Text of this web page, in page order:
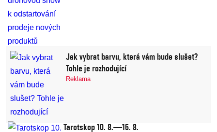
Jak vybrat barvu, která vám bude slušet?
Tohle je rozhodující
Reklama
Tarotskop 10. 8.—16. 8.